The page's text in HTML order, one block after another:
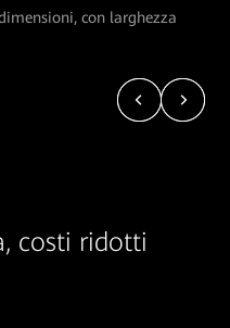
con larghezza
costi ridotti